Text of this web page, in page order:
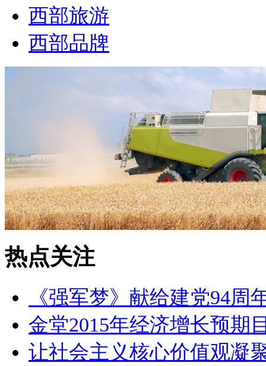
西部旅游
西部品牌
热点关注
《强军梦》献给建党94周
金堂2015年经济增长预期
让社会主义核心价值观凝